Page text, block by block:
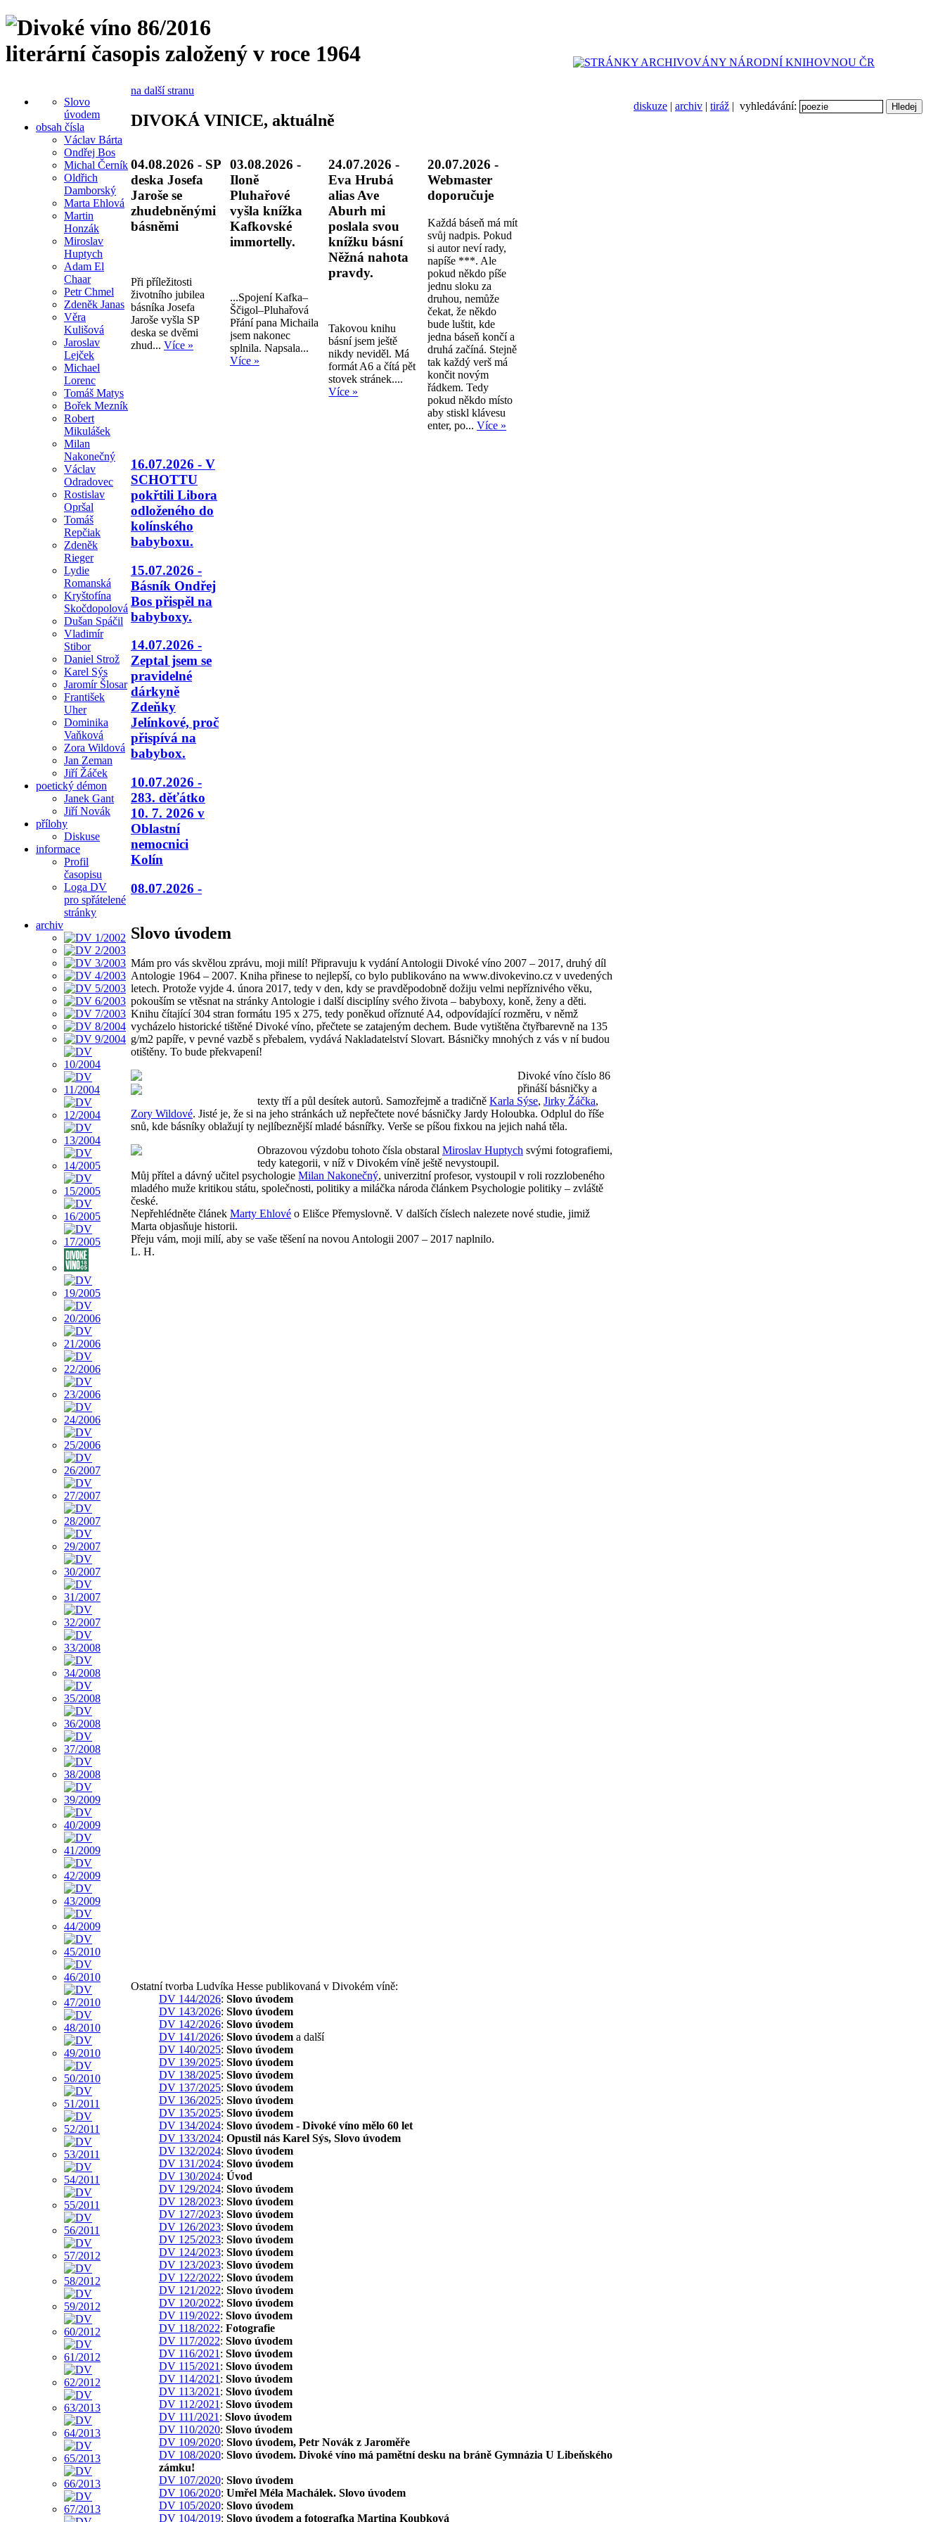
literární časopis založený v roce 1964
diskuze | archiv | tiráž | vyhledávání:
Slovo
úvodem
obsah čísla
Václav Bárta
Ondřej Bos
Michal Černík
Oldřich
Damborský
Marta Ehlová
Martin
Honzák
Miroslav
Huptych
Adam El
Chaar
Petr Chmel
Zdeněk Janas
Věra
Kulišová
Jaroslav
Lejček
Michael
Lorenc
Tomáš Matys
Bořek Mezník
Robert
Mikulášek
Milan
Nakonečný
Václav
Odradovec
Rostislav
Opršal
Tomáš
Repčiak
Zdeněk
Rieger
Lydie
Romanská
Kryštofína
Skočdopolová
Dušan Spáčil
Vladimír
Stibor
Daniel Strož
Karel Sýs
Jaromír Šlosar
František
Uher
Dominika
Vaňková
Zora Wildová
Jan Zeman
Jiří Žáček
poetický démon
Janek Gant
Jiří Novák
přílohy
Diskuse
informace
Profil
časopisu
Loga DV
pro spřátelené
stránky
archiv
na další stranu
DIVOKÁ VINICE, aktuálně
04.08.2026 - SP
deska Josefa
Jaroše se
zhudebněnými
básněmi
Při příležitosti
životního jubilea
básníka Josefa
Jaroše vyšla SP
deska se dvěmi
zhud... Více »
03.08.2026 -
Iloně
Pluhařové
vyšla knížka
Kafkovské
immortelly.
...Spojení Kafka–
Ščigol–Pluhařová
Přání pana Michaila
jsem nakonec
splnila. Napsala...
Více »
24.07.2026 -
Eva Hrubá
alias Ave
Aburh mi
poslala svou
knížku básní
Něžná nahota
pravdy.
Takovou knihu
básní jsem ještě
nikdy neviděl. Má
formát A6 a čítá pět
stovek stránek....
Více »
20.07.2026 -
Webmaster
doporučuje
Každá báseň má mít
svůj nadpis. Pokud
si autor neví rady,
napíše ***. Ale
pokud někdo píše
jednu sloku za
druhou, nemůže
čekat, že někdo
bude luštit, kde
jedna báseň končí a
druhá začíná. Stejně
tak každý verš má
končit novým
řádkem. Tedy
pokud někdo místo
aby stiskl klávesu
enter, po...Více »
16.07.2026 - V
SCHOTTU
pokřtili Libora
odloženého do
kolínského
babyboxu.
15.07.2026 -
Básník Ondřej
Bos přispěl na
babyboxy.
14.07.2026 -
Zeptal jsem se
pravidelné
dárkyně
Zdeňky
Jelínkové, proč
přispívá na
babybox.
10.07.2026 -
283. děťátko
10. 7. 2026 v
Oblastní
nemocnici
Kolín
08.07.2026 -
Slovo úvodem
Mám pro vás skvělou zprávu, moji milí! Připravuju k vydání Antologii Divoké víno 2007 – 2017, druhý díl
Antologie 1964 – 2007. Kniha přinese to nejlepší, co bylo publikováno na www.divokevino.cz v uvedených
letech. Protože vyjde 4. února 2017, tedy v den, kdy se pravděpodobně dožiju velmi nepříznivého věku,
pokouším se vtěsnat na stránky Antologie i další disciplíny svého života – babyboxy, koně, ženy a děti.
Knihu čítající 304 stran formátu 195 x 275, tedy poněkud oříznuté A4, odpovídající rozměru, v němž
vycházelo historické tištěné Divoké víno, přečtete se zatajeným dechem. Bude vytištěna čtyřbarevně na 135
g/m2 papíře, v pevné vazbě s přebalem, vydává Nakladatelství Slovart. Básničky mnohých z vás v ní budou
otištěny. To bude překvapení!
Divoké víno číslo 86
přináší básničky a
texty tří a půl desítek autorů. Samozřejmě a tradičně Karla Sýse, Jirky Žáčka,
Zory Wildové. Jisté je, že si na jeho stránkách už nepřečtete nové básničky Jardy Holoubka. Odplul do říše
snů, kde básníky oblažují ty nejlíbeznější mladé básnířky. Verše se píšou fixkou na jejich nahá těla.
Obrazovou výzdobu tohoto čísla obstaral Miroslav Huptych svými fotografiemi,
tedy kategorii, v níž v Divokém víně ještě nevystoupil.
Můj přítel a dávný učitel psychologie Milan Nakonečný, univerzitní profesor, vystoupil v roli rozzlobeného
mladého muže kritikou státu, společnosti, politiky a miláčka národa článkem Psychologie politiky – zvláště
české.
Nepřehlédněte článek Marty Ehlové o Elišce Přemyslovně. V dalších číslech nalezete nové studie, jimiž
Marta objasňuje historii.
Přeju vám, moji milí, aby se vaše těšení na novou Antologii 2007 – 2017 naplnilo.
L. H.
Ostatní tvorba Ludvíka Hesse publikovaná v Divokém víně:
DV 144/2026: Slovo úvodem
DV 143/2026: Slovo úvodem
DV 142/2026: Slovo úvodem
DV 141/2026: Slovo úvodem a další
DV 140/2025: Slovo úvodem
DV 139/2025: Slovo úvodem
DV 138/2025: Slovo úvodem
DV 137/2025: Slovo úvodem
DV 136/2025: Slovo úvodem
DV 135/2025: Slovo úvodem
DV 134/2024: Slovo úvodem - Divoké víno mělo 60 let
DV 133/2024: Opustil nás Karel Sýs, Slovo úvodem
DV 132/2024: Slovo úvodem
DV 131/2024: Slovo úvodem
DV 130/2024: Úvod
DV 129/2024: Slovo úvodem
DV 128/2023: Slovo úvodem
DV 127/2023: Slovo úvodem
DV 126/2023: Slovo úvodem
DV 125/2023: Slovo úvodem
DV 124/2023: Slovo úvodem
DV 123/2023: Slovo úvodem
DV 122/2022: Slovo úvodem
DV 121/2022: Slovo úvodem
DV 120/2022: Slovo úvodem
DV 119/2022: Slovo úvodem
DV 118/2022: Fotografie
DV 117/2022: Slovo úvodem
DV 116/2021 : Slovo úvodem
DV 115/2021 : Slovo úvodem
DV 114/2021 : Slovo úvodem
DV 113/2021 : Slovo úvodem
DV 112/2021 : Slovo úvodem
DV 111/2021 : Slovo úvodem
DV 110/2020: Slovo úvodem
DV 109/2020: Slovo úvodem, Petr Novák z Jaroměře
DV 108/2020: Slovo úvodem. Divoké víno má pamětní desku na bráně Gymnázia U Libeňského
zámku!
DV 107/2020: Slovo úvodem
DV 106/2020: Umřel Méla Machálek. Slovo úvodem
DV 105/2020: Slovo úvodem
DV 104/2019: Slovo úvodem a fotografka Martina Koubková